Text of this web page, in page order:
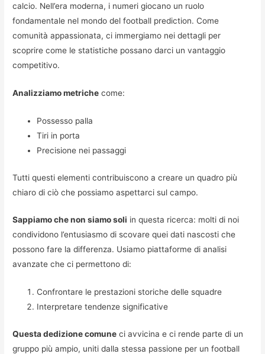
calcio. Nell’era moderna, i numeri giocano un ruolo
fondamentale nel mondo del football prediction. Come
comunità appassionata, ci immergiamo nei dettagli per
scoprire come le statistiche possano darci un vantaggio
competitivo.
Analizziamo metriche come:
Possesso palla
Tiri in porta
Precisione nei passaggi
Tutti questi elementi contribuiscono a creare un quadro più
chiaro di ciò che possiamo aspettarci sul campo.
Sappiamo che non siamo soli in questa ricerca: molti di noi
condividono l’entusiasmo di scovare quei dati nascosti che
possono fare la differenza. Usiamo piattaforme di analisi
avanzate che ci permettono di:
Confrontare le prestazioni storiche delle squadre
Interpretare tendenze significative
Questa dedizione comune ci avvicina e ci rende parte di un
gruppo più ampio, uniti dalla stessa passione per un football